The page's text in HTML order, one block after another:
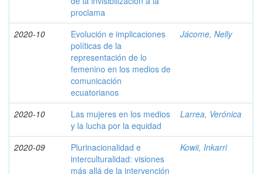
proclama
2020-10
Evolución e implicaciones
políticas de la
representación de lo
femenino en los medios de
comunicación
ecuatorianos
Jácome, Nelly
2020-10
Las mujeres en los medios
y la lucha por la equidad
Larrea, Verónica
2020-09
Plurinacionalidad e
interculturalidad: visiones
más allá de la intervención
Kowii, Inkarri